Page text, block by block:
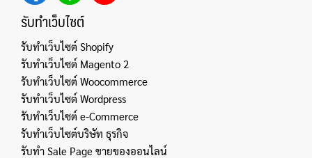
รับทำเว็บไซต์
รับทำเว็บไซต์ Shopify
รับทำเว็บไซต์ Magento 2
รับทำเว็บไซต์ Woocommerce
รับทำเว็บไซต์ Wordpress
รับทำเว็บไซต์ e-Commerce
รับทำเว็บไซต์บริษัท ธุรกิจ
รับทำ Sale Page ขายของออนไลน์